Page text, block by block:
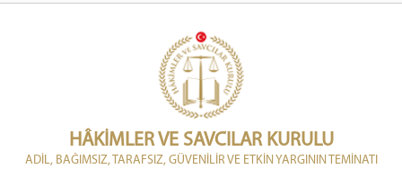
HÂKİMLER VE SAVCILAR KURULU
ADİL, BAĞIMSIZ, TARAFSIZ, GÜVENİLİR VE ETKİN YARGININ TEMİNATI